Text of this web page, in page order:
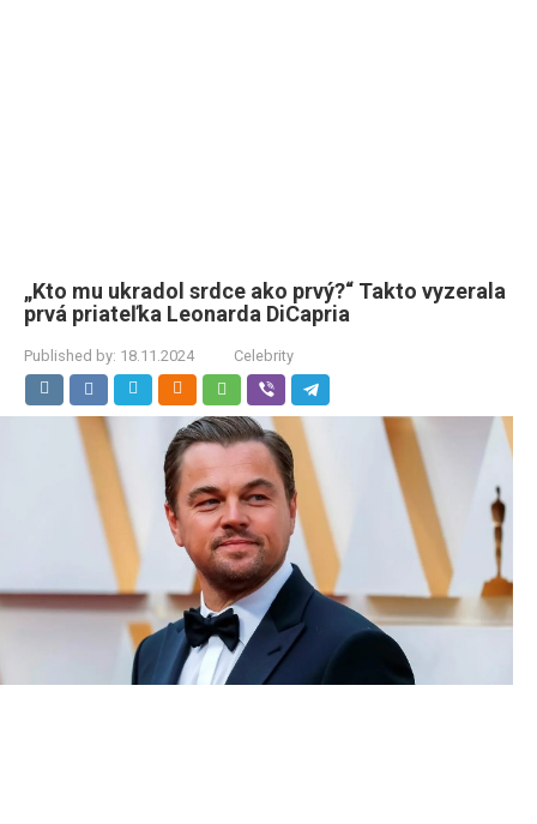
„Kto mu ukradol srdce ako prvý?“ Takto vyzerala
prvá priateľka Leonarda DiCapria
Published by: 18.11.2024 Celebrity